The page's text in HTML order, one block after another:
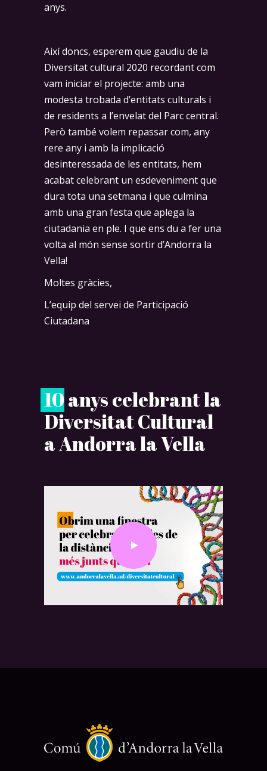
anys.
Així doncs, esperem que gaudiu de la
Diversitat cultural 2020 recordant com
vam iniciar el projecte: amb una
modesta trobada d’entitats culturals i
de residents a l’envelat del Parc central.
Però també volem repassar com, any
rere any i amb la implicació
desinteressada de les entitats, hem
acabat celebrant un esdeveniment que
dura tota una setmana i que culmina
amb una gran festa que aplega la
ciutadania en ple. I que ens du a fer una
volta al món sense sortir d’Andorra la
Vella!
Moltes gràcies,
L’equip del servei de Participació
Ciutadana
10 anys celebrant la
Diversitat Cultural
a Andorra la Vella